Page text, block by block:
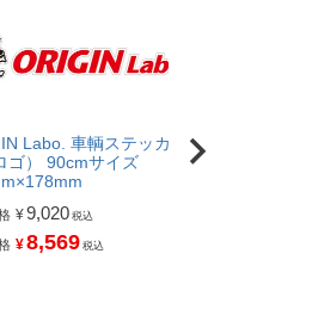
Labo. 車輌ステッカー
ゴ） 90cmサイズ
¥9,020 税込
¥8,569 税込